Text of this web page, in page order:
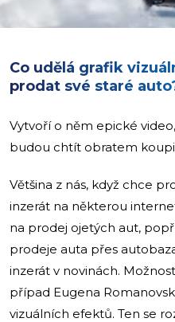
Co udělá grafik
prodat své staré
Vytvoří o něm epické
budou chtít obratem
Většina z nás, když chce
inzerát na některou
na prodej ojetých aut,
prodeje auta přes
inzerát v novinách.
případ Eugena
vizuálních efektů. Ten se